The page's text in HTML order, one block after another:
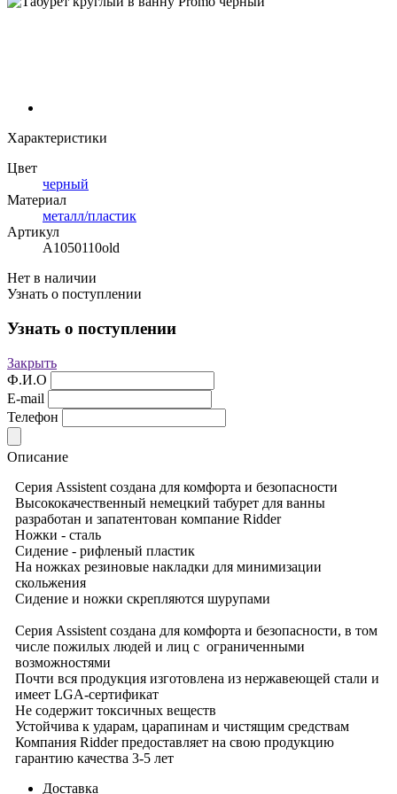
Характеристики
Цвет
черный
Материал
металл/пластик
Артикул
А1050110old
Нет в наличии
Узнать о поступлении
Узнать о поступлении
Закрыть
Ф.И.О
E-mail
Телефон
Описание
Серия Assistent создана для комфорта и безопасности
Высококачественный немецкий табурет для ванны
разработан и запатентован компание Ridder
Ножки - сталь
Сидение - рифленый пластик
На ножках резиновые накладки для минимизации
скольжения
Сидение и ножки скрепляются шурупами
Серия Assistent создана для комфорта и безопасности, в том
числе пожилых людей и лиц с ограниченными
возможностями
Почти вся продукция изготовлена из нержавеющей стали и
имеет LGA-сертификат
Не содержит токсичных веществ
Устойчива к ударам, царапинам и чистящим средствам
Компания Ridder предоставляет на свою продукцию
гарантию качества 3-5 лет
Доставка